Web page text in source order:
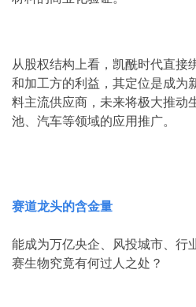
从股权结构上看，凯酰时代直接
和加工方的利益，其定位是成为
料主流供应商，未来将极大推动
池、汽车等领域的应用推广。
赛道龙头的含金量
能成为万亿央企、风投城市、行
赛生物究竟有何过人之处？